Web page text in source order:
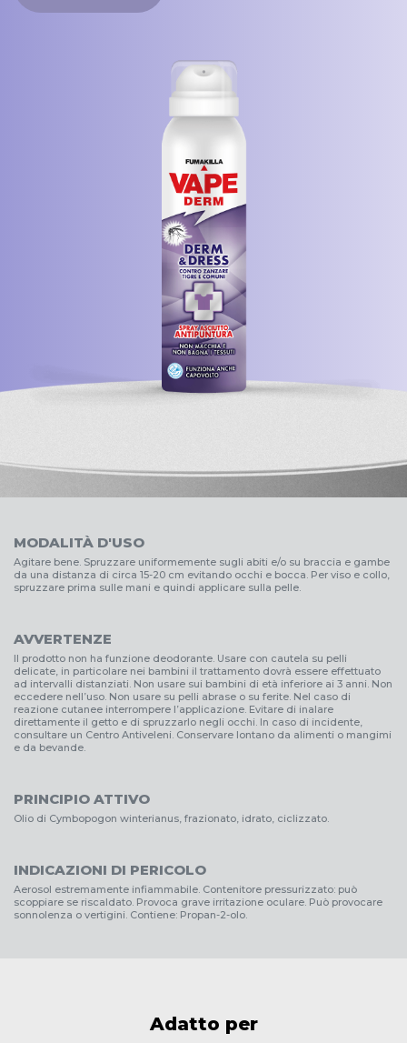
MODALITÀ D'USO
Agitare bene. Spruzzare uniformemente sugli abiti e/o su braccia e gambe
da una distanza di circa 15-20 cm evitando occhi e bocca. Per viso e collo,
spruzzare prima sulle mani e quindi applicare sulla pelle.
AVVERTENZE
Il prodotto non ha funzione deodorante. Usare con cautela su pelli
delicate, in particolare nei bambini il trattamento dovrà essere effettuato
ad intervalli distanziati. Non usare sui bambini di età inferiore ai 3 anni. Non
eccedere nell’uso. Non usare su pelli abrase o su ferite. Nel caso di
reazione cutanee interrompere l’applicazione. Evitare di inalare
direttamente il getto e di spruzzarlo negli occhi. In caso di incidente,
consultare un Centro Antiveleni. Conservare lontano da alimenti o mangimi
e da bevande.
PRINCIPIO ATTIVO
Olio di Cymbopogon winterianus, frazionato, idrato, ciclizzato.
INDICAZIONI DI PERICOLO
Aerosol estremamente infiammabile. Contenitore pressurizzato: può
scoppiare se riscaldato. Provoca grave irritazione oculare. Può provocare
sonnolenza o vertigini. Contiene: Propan-2-olo.
Adatto per